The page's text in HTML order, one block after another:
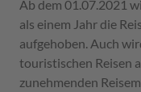
Ab dem 01.07.2021
als einem Jahr die
aufgehoben. Auch
touristischen Reisen
zunehmenden